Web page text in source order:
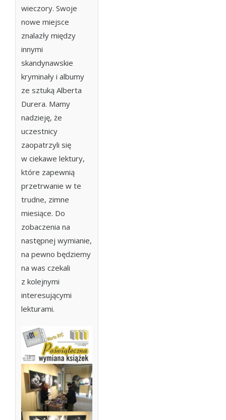
wieczory. Swoje
nowe miejsce
znalazły między
innymi
skandynawskie
kryminały i albumy
ze sztuką Alberta
Durera. Mamy
nadzieję, że
uczestnicy
zaopatrzyli się
w ciekawe lektury,
które zapewnią
przetrwanie w te
trudne, zimne
miesiące. Do
zobaczenia na
następnej wymianie,
na pewno będziemy
na was czekali
z kolejnymi
interesującymi
lekturami.